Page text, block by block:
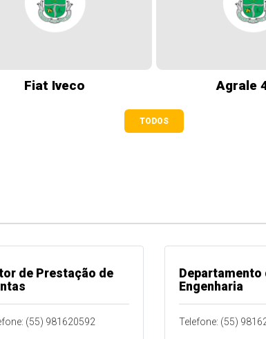
Fiat Iveco Agrale
TODOS
de Prestação de
(55) 981620592
Departamento
Engenharia
Telefone: (55)